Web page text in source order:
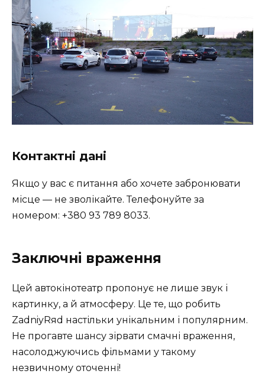
Контактні дані
Якщо у вас є питання або хочете забронювати
місце — не зволікайте. Телефонуйте за
номером: +380 93 789 8033.
Заключні враження
Цей автокінотеатр пропонує не лише звук і
картинку, а й атмосферу. Це те, що робить
ZadniyRяd настільки унікальним і популярним.
Не прогавте шансу зірвати смачні враження,
насолоджуючись фільмами у такому
незвичному оточенні!